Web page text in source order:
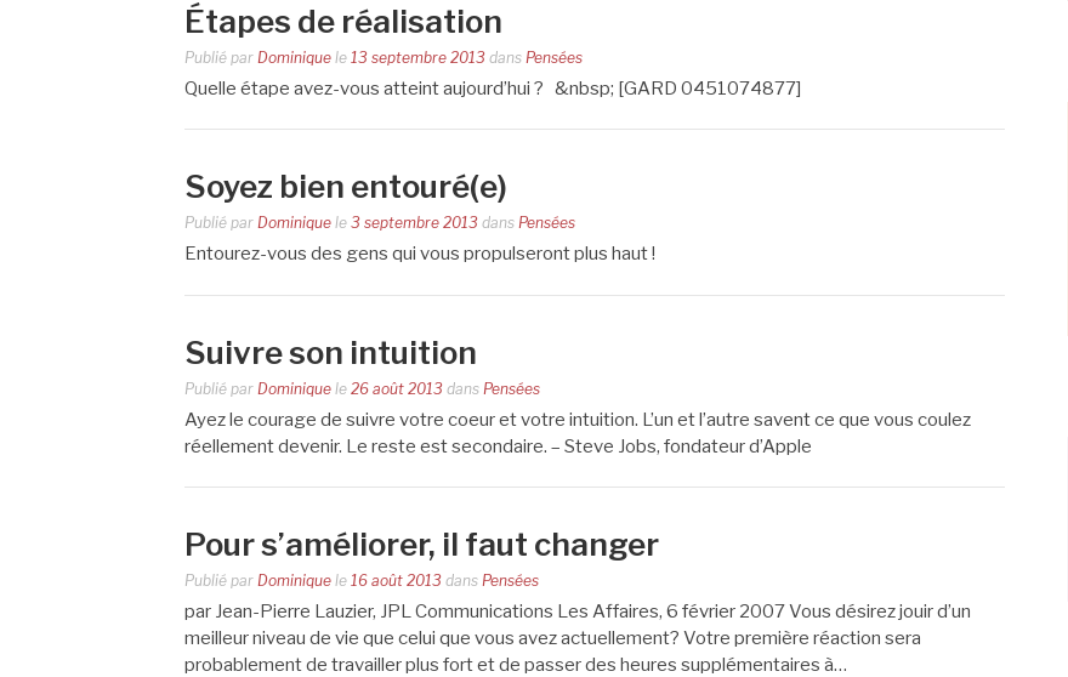
Étapes de réalisation
Publié par Dominique le 13 septembre 2013 dans Pensées
Quelle étape avez-vous atteint aujourd’hui ? &nbsp; [GARD 0451074877]
Soyez bien entouré(e)
Publié par Dominique le 3 septembre 2013 dans Pensées
Entourez-vous des gens qui vous propulseront plus haut !
Suivre son intuition
Publié par Dominique le 26 août 2013 dans Pensées
Ayez le courage de suivre votre coeur et votre intuition. L’un et l’autre savent ce que vous coulez
réellement devenir. Le reste est secondaire. – Steve Jobs, fondateur d’Apple
Pour s’améliorer, il faut changer
Publié par Dominique le 16 août 2013 dans Pensées
par Jean-Pierre Lauzier, JPL Communications Les Affaires, 6 février 2007 Vous désirez jouir d’un
meilleur niveau de vie que celui que vous avez actuellement? Votre première réaction sera
probablement de travailler plus fort et de passer des heures supplémentaires à…